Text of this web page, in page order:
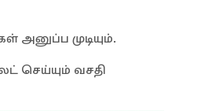
அனுப்ப முடியும்.
செய்யும் வசதி